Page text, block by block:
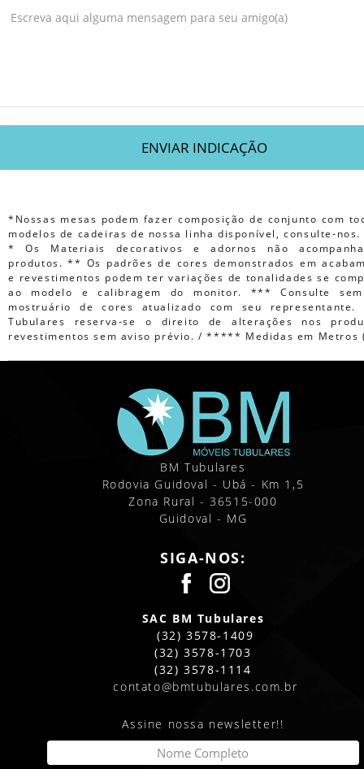
*Nossas mesas podem fazer composição de conjunto com
modelos de cadeiras de nossa linha disponível, consulte-nos.
* Os Materiais decorativos e adornos não
produtos. ** Os padrões de cores demonstrados em
e revestimentos podem ter variações de tonalidades se
ao modelo e calibragem do monitor. *** Consulte
mostruário de cores atualizado com seu representante.
Tubulares reserva-se o direito de alterações nos
revestimentos sem aviso prévio. / ***** Medidas em Metros
BM Tubulares
Rodovia Guidoval - Ubá - Km 1,5
Zona Rural - 36515-000
Guidoval - MG
SIGA-NOS:
SAC BM Tubulares
(32) 3578-1409
(32) 3578-1703
(32) 3578-1114
contato@bmtubulares.com.br
Assine nossa newsletter!!